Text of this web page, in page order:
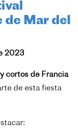
de Mar del
2023
cortos de Francia
de esta fiesta